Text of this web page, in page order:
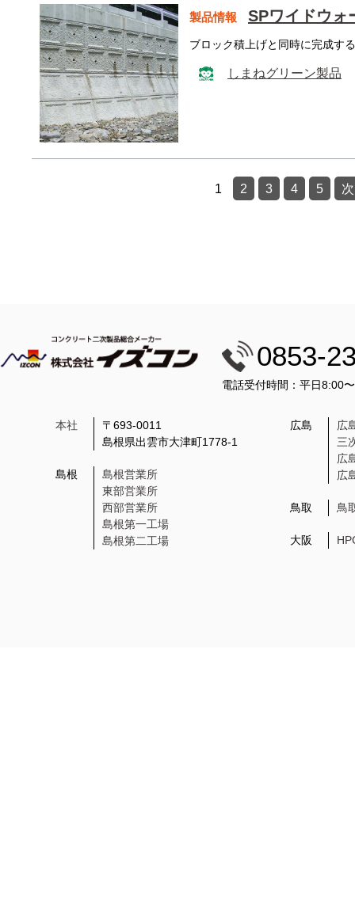
製品情報 SPワイドウォ
ブロック積上げと同時に完成す
しまねグリーン製品
1 2 3 4 5 次
0853-
電話受付時間：平日8:00
本社
〒693-0011
島根県出雲市大津町1778-1
島根
島根営業所
東部営業所
西部営業所
島根第一工場
島根第二工場
広島
広
三
広
広
鳥取 鳥
大阪